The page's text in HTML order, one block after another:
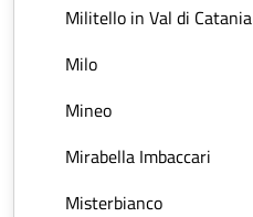
Militello in Val di Catania
Milo
Mineo
Mirabella Imbaccari
Misterbianco